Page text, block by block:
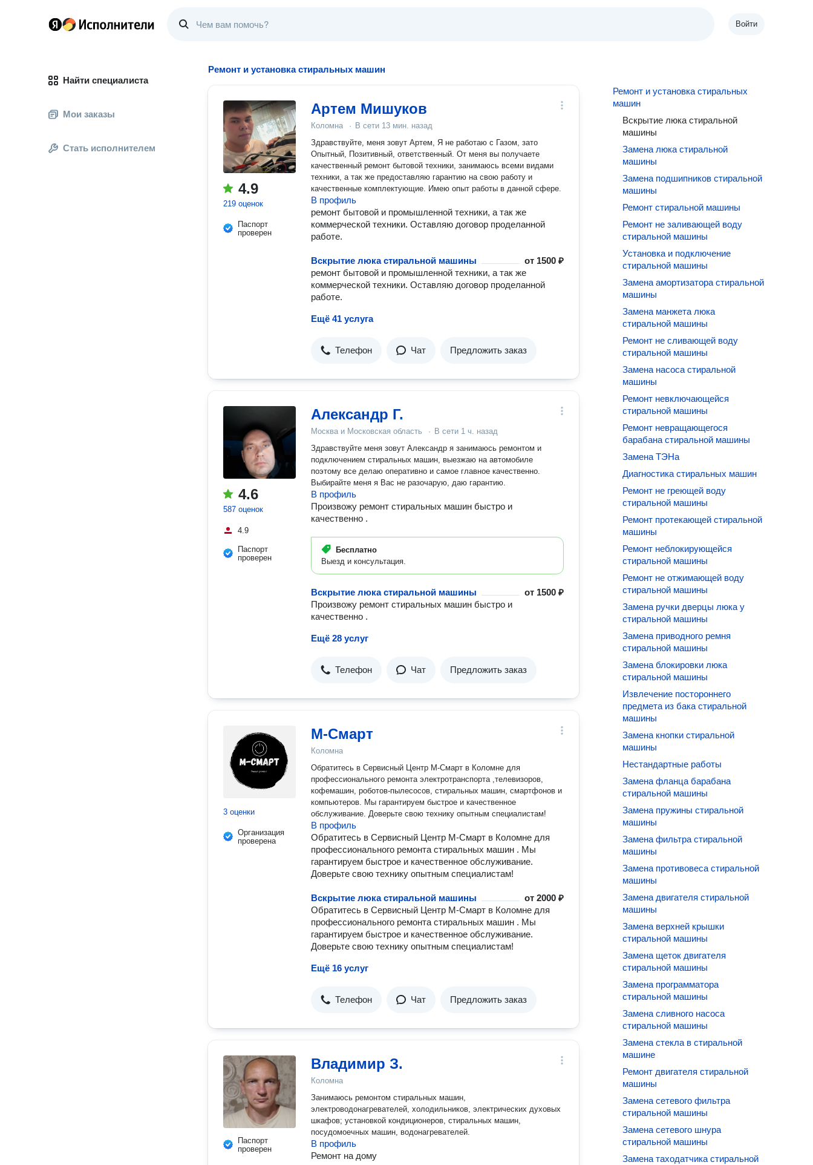
Войти
Найти специалиста
Мои заказы
Стать исполнителем
Ремонт и установка стиральных машин
4.9
219 оценок
Паспорт
проверен
Артем Мишуков
Коломна · В сети 13 мин. назад
Здравствуйте, меня зовут Артем, Я не работаю с Газом, зато
Опытный, Позитивный, ответственный. От меня вы получаете
качественный ремонт бытовой техники, занимаюсь всеми видами
техники, а так же предоставляю гарантию на свою работу и
качественные комплектующие. Имею опыт работы в данной сфере.
В профиль
ремонт бытовой и промышленной техники, а так же
коммерческой техники. Оставляю договор проделанной
работе.
Вскрытие люка стиральной машины от 1500 ₽
ремонт бытовой и промышленной техники, а так же
коммерческой техники. Оставляю договор проделанной
работе.
Ещё 41 услуга
Телефон Чат Предложить заказ
4.6
587 оценок
4.9
Паспорт
проверен
Александр Г.
Москва и Московская область · В сети 1 ч. назад
Здравствуйте меня зовут Александр я занимаюсь ремонтом и
подключением стиральных машин, выезжаю на автомобиле
поэтому все делаю оперативно и самое главное качественно.
Выбирайте меня я Вас не разочарую, даю гарантию.
В профиль
Произвожу ремонт стиральных машин быстро и
качественно .
Бесплатно
Выезд и консультация.
Вскрытие люка стиральной машины от 1500 ₽
Произвожу ремонт стиральных машин быстро и
качественно .
Ещё 28 услуг
Телефон Чат Предложить заказ
3 оценки
Организация
проверена
М-Смарт
Коломна
Обратитесь в Сервисный Центр М-Смарт в Коломне для
профессионального ремонта электротранспорта ,телевизоров,
кофемашин, роботов-пылесосов, стиральных машин, смартфонов и
компьютеров. Мы гарантируем быстрое и качественное
обслуживание. Доверьте свою технику опытным специалистам!
В профиль
Обратитесь в Сервисный Центр М-Смарт в Коломне для
профессионального ремонта стиральных машин . Мы
гарантируем быстрое и качественное обслуживание.
Доверьте свою технику опытным специалистам!
Вскрытие люка стиральной машины от2000 ₽
Обратитесь в Сервисный Центр М-Смарт в Коломне для
профессионального ремонта стиральных машин . Мы
гарантируем быстрое и качественное обслуживание.
Доверьте свою технику опытным специалистам!
Ещё 16 услуг
Телефон Чат Предложить заказ
Паспорт
проверен
Владимир З.
Коломна
Занимаюсь ремонтом стиральных машин,
электроводонагревателей, холодильников, электрических духовых
шкафов; установкой кондиционеров, стиральных машин,
посудомоечных машин, водонагревателей.
В профиль
Ремонт на дому
Ремонт и установка стиральных
машин
Вскрытие люка стиральной
машины
Замена люка стиральной
машины
Замена подшипников стиральной
машины
Ремонт стиральной машины
Ремонт не заливающей воду
стиральной машины
Установка и подключение
стиральной машины
Замена амортизатора стиральной
машины
Замена манжета люка
стиральной машины
Ремонт не сливающей воду
стиральной машины
Замена насоса стиральной
машины
Ремонт невключающейся
стиральной машины
Ремонт невращающегося
барабана стиральной машины
Замена ТЭНа
Диагностика стиральных машин
Ремонт не греющей воду
стиральной машины
Ремонт протекающей стиральной
машины
Ремонт неблокирующейся
стиральной машины
Ремонт не отжимающей воду
стиральной машины
Замена ручки дверцы люка у
стиральной машины
Замена приводного ремня
стиральной машины
Замена блокировки люка
стиральной машины
Извлечение постороннего
предмета из бака стиральной
машины
Замена кнопки стиральной
машины
Нестандартные работы
Замена фланца барабана
стиральной машины
Замена пружины стиральной
машины
Замена фильтра стиральной
машины
Замена противовеса стиральной
машины
Замена двигателя стиральной
машины
Замена верхней крышки
стиральной машины
Замена щеток двигателя
стиральной машины
Замена программатора
стиральной машины
Замена сливного насоса
стиральной машины
Замена стекла в стиральной
машине
Ремонт двигателя стиральной
машины
Замена сетевого фильтра
стиральной машины
Замена сетевого шнура
стиральной машины
Замена таходатчика стиральной